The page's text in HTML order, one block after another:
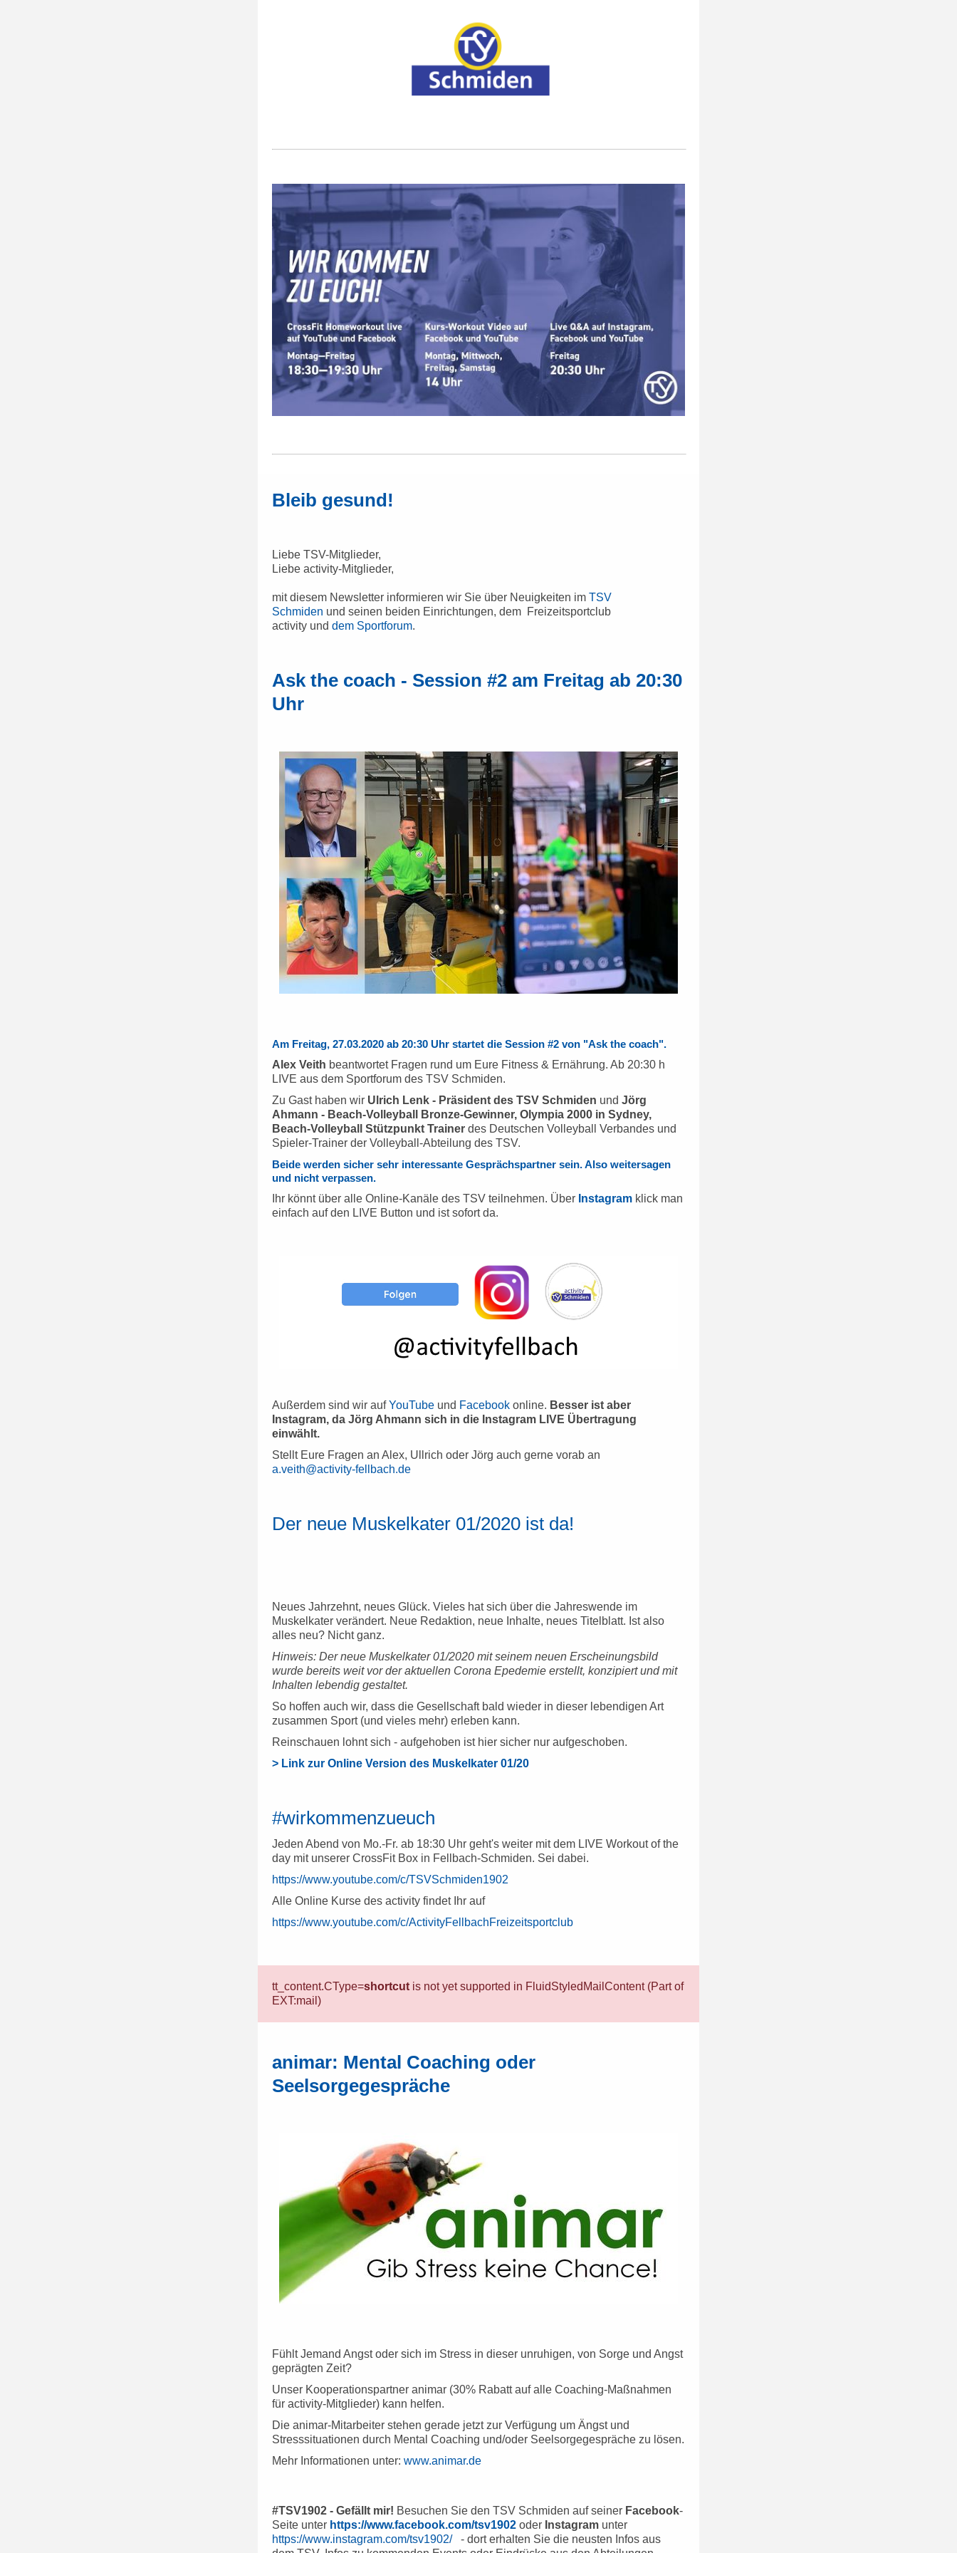
Bleib gesund!
Liebe TSV-Mitglieder,
Liebe activity-Mitglieder,
mit diesem Newsletter informieren wir Sie über Neuigkeiten im TSV
Schmiden und seinen beiden Einrichtungen, dem Freizeitsportclub
activity und dem Sportforum.
Ask the coach - Session #2 am Freitag ab 20:30
Uhr
Am Freitag, 27.03.2020 ab 20:30 Uhr startet die Session #2 von "Ask the coach".
Alex Veith beantwortet Fragen rund um Eure Fitness & Ernährung. Ab 20:30 h
LIVE aus dem Sportforum des TSV Schmiden.
Zu Gast haben wir Ulrich Lenk - Präsident des TSV Schmiden und Jörg
Ahmann - Beach-Volleyball Bronze-Gewinner, Olympia 2000 in Sydney,
Beach-Volleyball Stützpunkt Trainer des Deutschen Volleyball Verbandes und
Spieler-Trainer der Volleyball-Abteilung des TSV.
Beide werden sicher sehr interessante Gesprächspartner sein.Also weitersagen
und nicht verpassen.
Ihr könnt über alle Online-Kanäle des TSV teilnehmen. Über Instagram klick man
einfach auf den LIVE Button und ist sofort da.
Außerdem sind wir aufYouTube und Facebook online. Besser ist aber
Instagram, da Jörg Ahmann sich in die Instagram LIVE Übertragung
einwählt.
Stellt Eure Fragen an Alex, Ullrich oder Jörg auch gerne vorab an
a.veith@activity-fellbach.de
Der neue Muskelkater 01/2020 ist da!
Neues Jahrzehnt, neues Glück. Vieles hat sich über die Jahreswende im
Muskelkater verändert. Neue Redaktion, neue Inhalte, neues Titelblatt. Ist also
alles neu? Nicht ganz.
Hinweis: Der neue Muskelkater 01/2020 mit seinem neuen Erscheinungsbild
wurde bereits weit vor der aktuellen Corona Epedemie erstellt, konzipiert und mit
Inhalten lebendig gestaltet.
So hoffen auch wir, dass die Gesellschaft bald wieder in dieser lebendigen Art
zusammen Sport (und vieles mehr) erleben kann.
Reinschauen lohnt sich - aufgehoben ist hier sicher nur aufgeschoben.
> Link zur Online Version des Muskelkater 01/20
#wirkommenzueuch
Jeden Abend von Mo.-Fr. ab 18:30 Uhr geht's weiter mit dem LIVE Workout of the
day mit unserer CrossFit Box in Fellbach-Schmiden. Sei dabei.
https://www.youtube.com/c/TSVSchmiden1902
Alle Online Kurse des activity findet Ihr auf
https://www.youtube.com/c/ActivityFellbachFreizeitsportclub
tt_content.CType=shortcut is not yet supported in FluidStyledMailContent (Part of
EXT:mail)
animar: Mental Coaching oder
Seelsorgegespräche
Fühlt Jemand Angst oder sich im Stress in dieser unruhigen, von Sorge und Angst
geprägten Zeit?
Unser Kooperationspartner animar (30% Rabatt auf alle Coaching-Maßnahmen
für activity-Mitglieder) kann helfen.
Die animar-Mitarbeiter stehen gerade jetzt zur Verfügung um Ängst und
Stresssituationen durch Mental Coaching und/oder Seelsorgegespräche zu lösen.
Mehr Informationen unter: www.animar.de
#TSV1902 - Gefällt mir! Besuchen Sie den TSV Schmiden auf seiner Facebook-
Seite unter https://www.facebook.com/tsv1902 oder Instagram unter
https://www.instagram.com/tsv1902/- dort erhalten Sie die neusten Infos aus